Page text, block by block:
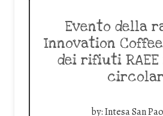
Evento della
Innovation
dei rifiuti
by:Intesa San